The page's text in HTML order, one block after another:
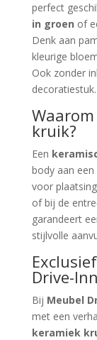
perfect
in groen of
Denk aan
kleurige
Ook zonder
decoratiestuk.
Waarom
kruik?
Een
body aan
voor
of bij de
garandeert
stijlvolle
Drive-Inn
Bij Meubel
met een
keramiek